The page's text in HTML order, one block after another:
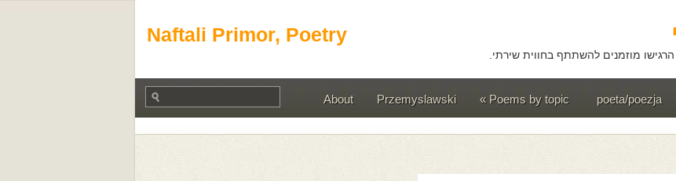
Naftali Primor, Poetry
מוזמנים להשתתף בחווית שירתי.
poeta/poezja
Poems by topic
»
Przemyslawski
About